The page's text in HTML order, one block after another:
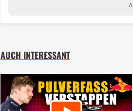
AUCH INTERESSANT